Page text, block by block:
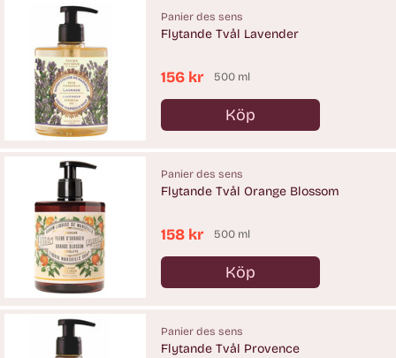
Panier des sens
Flytande Tvål Lavender
156 kr 500 ml
Köp
Antal
Panier des sens
Flytande Tvål Orange Blossom
158 kr 500 ml
Köp
Antal
Panier des sens
Flytande Tvål Provence